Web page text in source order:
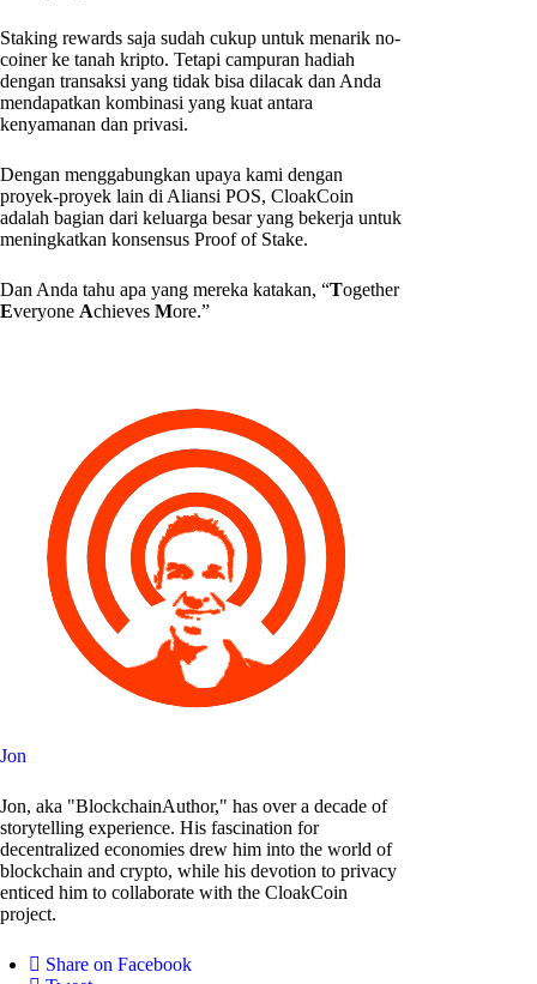
Staking rewards saja sudah cukup untuk menarik no-
coiner ke tanah kripto. Tetapi campuran hadiah
dengan transaksi yang tidak bisa dilacak dan Anda
mendapatkan kombinasi yang kuat antara
kenyamanan dan privasi.
Dengan menggabungkan upaya kami dengan
proyek-proyek lain di Aliansi POS, CloakCoin
adalah bagian dari keluarga besar yang bekerja untuk
meningkatkan konsensus Proof of Stake.
Dan Anda tahu apa yang mereka katakan, “Together
Everyone Achieves More.”
Jon
Jon, aka "BlockchainAuthor," has over a decade of
storytelling experience. His fascination for
decentralized economies drew him into the world of
blockchain and crypto, while his devotion to privacy
enticed him to collaborate with the CloakCoin
project.
Share on Facebook